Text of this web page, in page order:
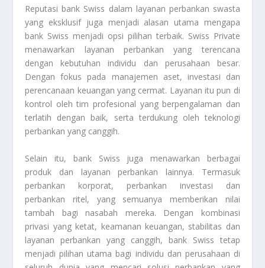
Reputasi bank Swiss dalam layanan perbankan swasta
yang eksklusif juga menjadi alasan utama mengapa
bank Swiss menjadi opsi pilihan terbaik. Swiss Private
menawarkan layanan perbankan yang terencana
dengan kebutuhan individu dan perusahaan besar.
Dengan fokus pada manajemen aset, investasi dan
perencanaan keuangan yang cermat. Layanan itu pun di
kontrol oleh tim profesional yang berpengalaman dan
terlatih dengan baik, serta terdukung oleh teknologi
perbankan yang canggih.
Selain itu, bank Swiss juga menawarkan berbagai
produk dan layanan perbankan lainnya. Termasuk
perbankan korporat, perbankan investasi dan
perbankan ritel, yang semuanya memberikan nilai
tambah bagi nasabah mereka. Dengan kombinasi
privasi yang ketat, keamanan keuangan, stabilitas dan
layanan perbankan yang canggih, bank Swiss tetap
menjadi pilihan utama bagi individu dan perusahaan di